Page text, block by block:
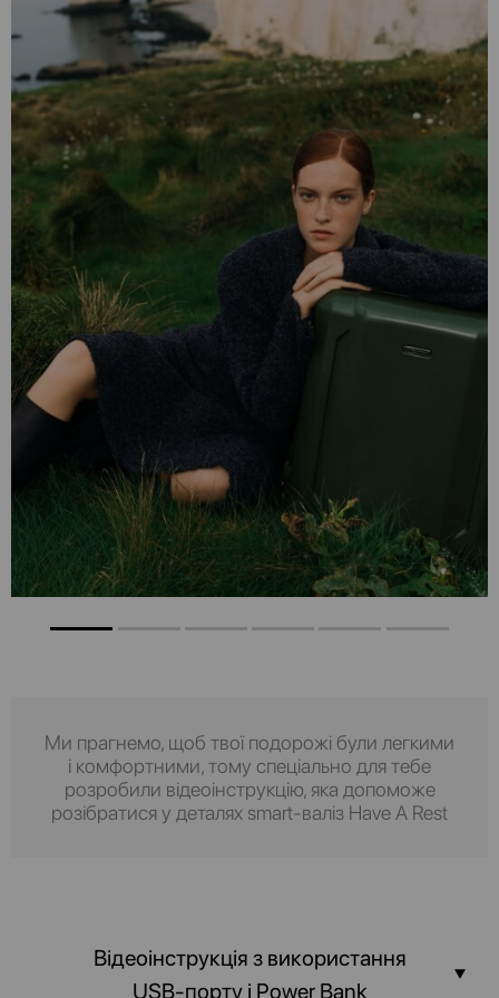
Ми прагнемо, щоб твої подорожі були легкими
і комфортними, тому спеціально для тебе
розробили відеоінструкцію, яка допоможе
розібратися у деталях smart-валіз Have A Rest
Відеоінструкція з використання
USB-порту і Power Bank